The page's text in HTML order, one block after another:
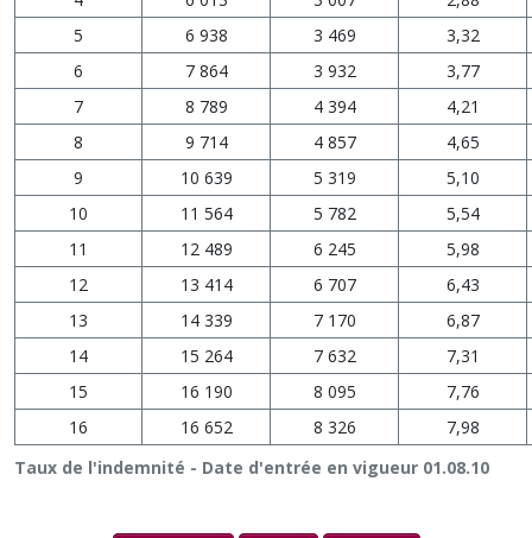
Taux de l'indemnité - Date d'entrée en vigueur 01.08.10
5
6 938 3 469
3,32
6
7 864 3 932
3,77
7
8 789 4 394
4,21
8
9 714 4 857
4,65
9
10 639 5 319
5,10
10
11 564 5 782
5,54
11
12 489 6 245
5,98
12
13 414 6 707
6,43
13
14 339 7 170
6,87
14
15 264 7 632
7,31
15
16 190 8 095
7,76
16
16 652 8 326 7,98